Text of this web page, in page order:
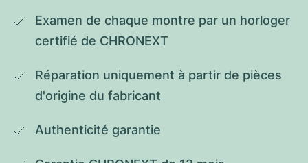
Examen de chaque montre par un horloger
certifié de CHRONEXT
Réparation uniquement à partir de pièces
d'origine du fabricant
Authenticité garantie